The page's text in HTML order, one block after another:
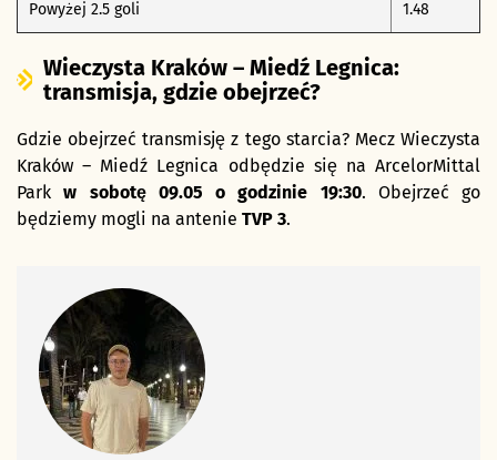
Powyżej 2.5 goli 1.48
Wieczysta Kraków – Miedź Legnica:
transmisja, gdzie obejrzeć?
Gdzie obejrzeć transmisję z tego starcia? Mecz Wieczysta
Kraków – Miedź Legnica odbędzie się na ArcelorMittal
Parkw sobotę 09.05 o godzinie 19:30. Obejrzeć go
będziemy mogli na antenie TVP 3.